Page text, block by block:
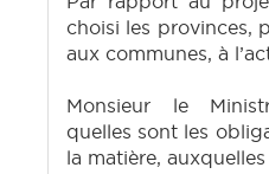
choisi les provinces,
aux communes, à
Monsieur le
quelles sont les
la matière,